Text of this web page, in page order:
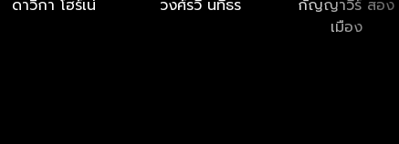
ดาวิกา โฮร์เน่ วงศ์รวี นทีธร
กัญญาวีร์ สอง
เมือง